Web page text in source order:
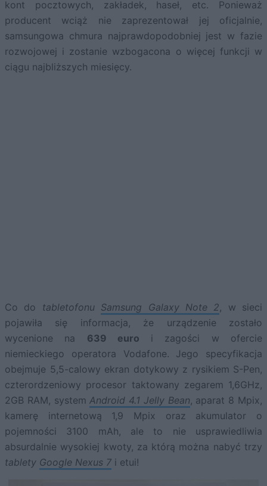
kont pocztowych, zakładek, haseł, etc. Ponieważ
producent wciąż nie zaprezentował jej oficjalnie,
samsungowa chmura najprawdopodobniej jest w fazie
rozwojowej i zostanie wzbogacona o więcej funkcji w
ciągu najbliższych miesięcy.
Co do tabletofonu Samsung Galaxy Note 2, w sieci
pojawiła się informacja, że urządzenie zostało
wycenione na 639 euro i zagości w ofercie
niemieckiego operatora Vodafone. Jego specyfikacja
obejmuje 5,5-calowy ekran dotykowy z rysikiem S-Pen,
czterordzeniowy procesor taktowany zegarem 1,6GHz,
2GB RAM, system Android 4.1 Jelly Bean, aparat 8 Mpix,
kamerę internetową 1,9 Mpix oraz akumulator o
pojemności 3100 mAh, ale to nie usprawiedliwia
absurdalnie wysokiej kwoty, za którą można nabyć trzy
tablety Google Nexus 7 i etui!